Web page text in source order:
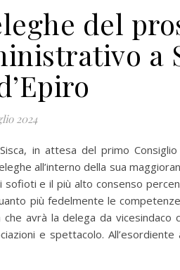
del
a
2024
in attesa del primo
all’interno della sua
e il più alto consenso
più fedelmente le
avrà la delega da vicesindaco
e spettacolo. All’esordiente